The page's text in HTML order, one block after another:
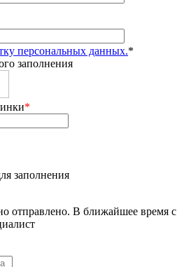
персональных данных.*
заполнения
*
заполнения
отправлено. В ближайшее время с